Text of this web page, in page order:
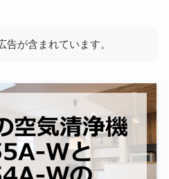
告が含まれています。